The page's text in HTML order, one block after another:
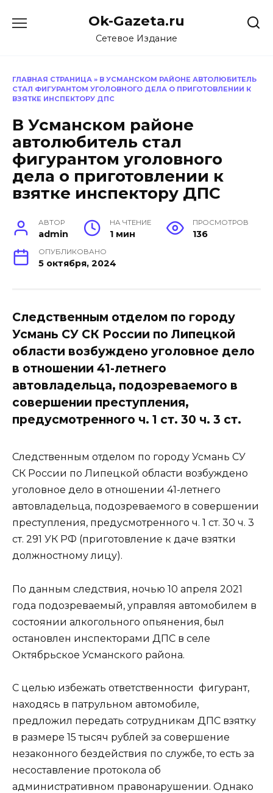
Ok-Gazeta.ru
Сетевое Издание
ГЛАВНАЯ СТРАНИЦА » В УСМАНСКОМ РАЙОНЕ АВТОЛЮБИТЕЛЬ
СТАЛ ФИГУРАНТОМ УГОЛОВНОГО ДЕЛА О ПРИГОТОВЛЕНИИ К
ВЗЯТКЕ ИНСПЕКТОРУ ДПС
В Усманском районе
автолюбитель стал
фигурантом уголовного
дела о приготовлении к
взятке инспектору ДПС
АВТОР
admin
НА ЧТЕНИЕ
1 мин
ПРОСМОТРОВ
136
ОПУБЛИКОВАНО
5 октября, 2024
Следственным отделом по городу
Усмань СУ СК России по Липецкой
области возбуждено уголовное дело
в отношении 41-летнего
автовладельца, подозреваемого в
совершении преступления,
предусмотренного ч. 1 ст. 30 ч. 3 ст.
Следственным отделом по городу Усмань СУ
СК России по Липецкой области возбуждено
уголовное дело в отношении 41-летнего
автовладельца, подозреваемого в совершении
преступления, предусмотренного ч. 1 ст. 30 ч. 3
ст. 291 УК РФ (приготовление к даче взятки
должностному лицу).
По данным следствия, ночью 10 апреля 2021
года подозреваемый, управляя автомобилем в
состоянии алкогольного опьянения, был
остановлен инспекторами ДПС в селе
Октябрьское Усманского района.
С целью избежать ответственности фигурант,
находясь в патрульном автомобиле,
предложил передать сотрудникам ДПС взятку
в размере 15 тысяч рублей за совершение
незаконного бездействия по службе, то есть за
несоставление протокола об
административном правонарушении. Однако